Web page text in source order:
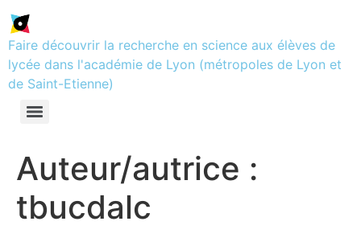
Faire découvrir la recherche en science aux élèves de
lycée dans l'académie de Lyon (métropoles de Lyon et
de Saint-Etienne)
Auteur/autrice :
tbucdalc